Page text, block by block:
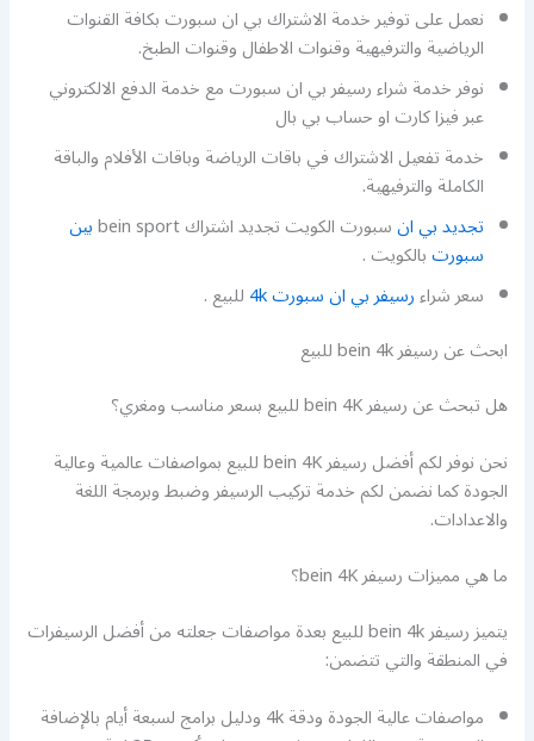
نعمل على توفير خدمة الاشتراك بي ان سبورت بكافة القنوات
الرياضية والترفيهية وقنوات الاطفال وقنوات الطبخ.
نوفر خدمة شراء رسيفر بي ان سبورت مع خدمة الدفع الالكتروني
عبر فيزا كارت او حساب بي بال
خدمة تفعيل الاشتراك في باقات الرياضة وباقات الأفلام والباقة
الكاملة والترفيهية.
تجديد بي انسبورت الكويت تجديد اشتراك bein sport بين
سبورتبالكويت .
سعر شراءرسيفر بي ان سبورت 4k
للبيع .
ابحث عن رسيفر bein 4k للبيع
هل تبحث عن رسيفر bein 4K للبيع بسعر مناسب ومغري؟
نحن نوفر لكم أفضل رسيفر bein 4K للبيع بمواصفات عالمية وعالية
الجودة كما نضمن لكم خدمة تركيب الرسيفر وضبط وبرمجة اللغة
والاعدادات.
ما هي مميزات رسيفر bein 4K؟
يتميز رسيفر bein 4k للبيع بعدة مواصفات جعلته من أفضل الرسيفرات
في المنطقة والتي تتضمن:
مواصفات عالية الجودة ودقة 4k ودليل برامج لسبعة أيام بالإضافة